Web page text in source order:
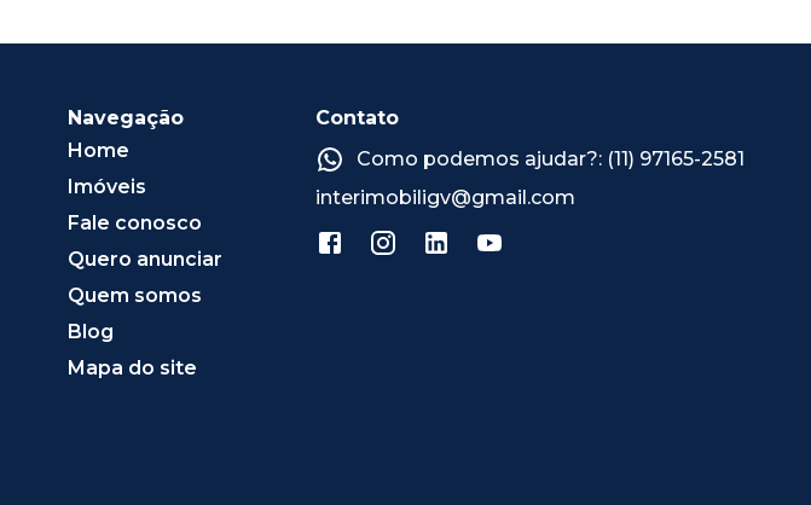
Navegação
Home
Imóveis
Fale conosco
Quero anunciar
Quem somos
Blog
Mapa do site
Contato
Como podemos ajudar?: (11) 97165-2581
interimobiligv@gmail.com